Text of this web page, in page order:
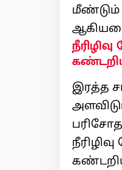
இரத்த